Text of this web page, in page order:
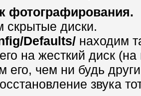
фотографирования.
скрытые диски.
Defaults/ находим
на жесткий диск
его, чем ни будь
звука